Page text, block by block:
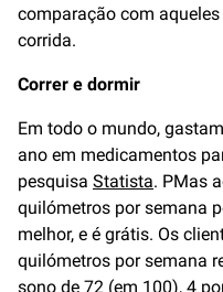
comparação com
corrida.
Correr e dormir
Em todo o mundo,
ano em medicamentos
pesquisa Statista. PMas
quilómetros por semana
melhor, e é grátis. Os
quilómetros por semana
sono de 72 (em 100), 4